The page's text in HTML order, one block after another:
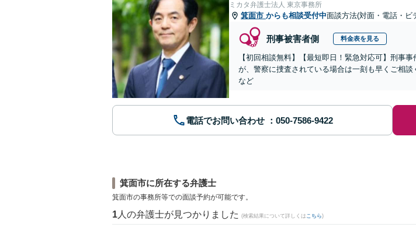
ミカタ弁護士法人 東京事務所
箕面市 からも相談受付中面談方法(対面・電話・ビ
刑事被害者側 料金表を見る
【初回相談無料】【最短即日！緊急対応可】刑事
が、警察に捜査されている場合は一刻も早くご相
など
電話でお問い合わせ
箕面市に所在する弁護士
箕面市の事務所等での面談予約が可能です。
1 人の弁護士が見つかりました (検索結果について詳しくは こちら)